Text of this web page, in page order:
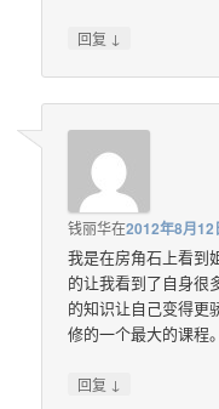
回复 ↓
钱丽华在2012年8月12
我是在房角石上看到
的让我看到了自身很
的知识让自己变得更
修的一个最大的课程。
回复 ↓